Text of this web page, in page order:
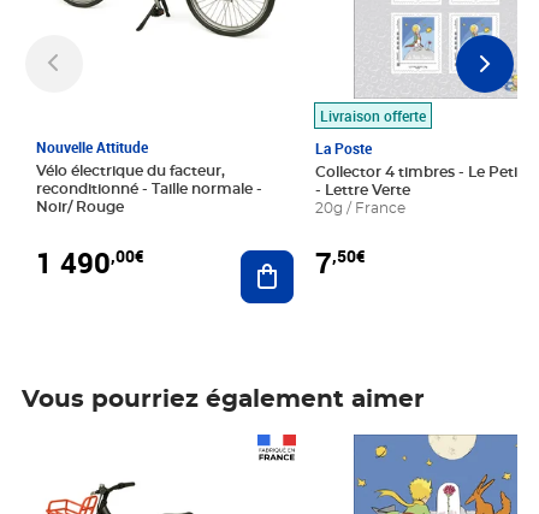
Nouvelle Attitude
Vélo électrique du facteur,
reconditionné - Taille normale -
Noir/ Rouge
1 490,00€ Ajouter au panier
Livraison offerte
La Poste
Collector 4 timbres - Le Petit
- Lettre Verte
20g / France
7,50€
Vous pourriez également aimer
Prix 7,50€